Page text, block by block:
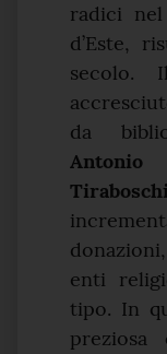
radici
d’Este,
secolo.
da
Antonio
Tiraboschi
enti
tipo. In
preziosa